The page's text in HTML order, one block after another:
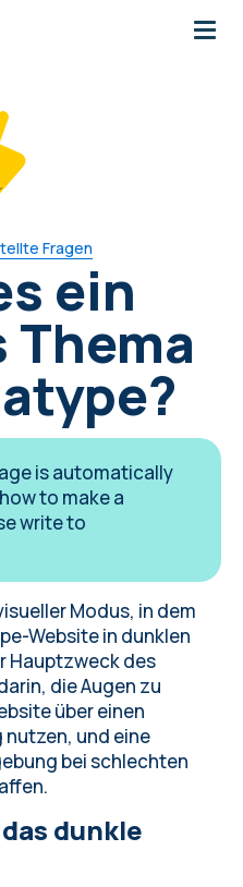
Fragen
ein
is automatically
to make a
write to
Modus, in dem
Website in dunklen
Hauptzweck des
die Augen zu
über einen
und eine
bei schlechten
dunkle